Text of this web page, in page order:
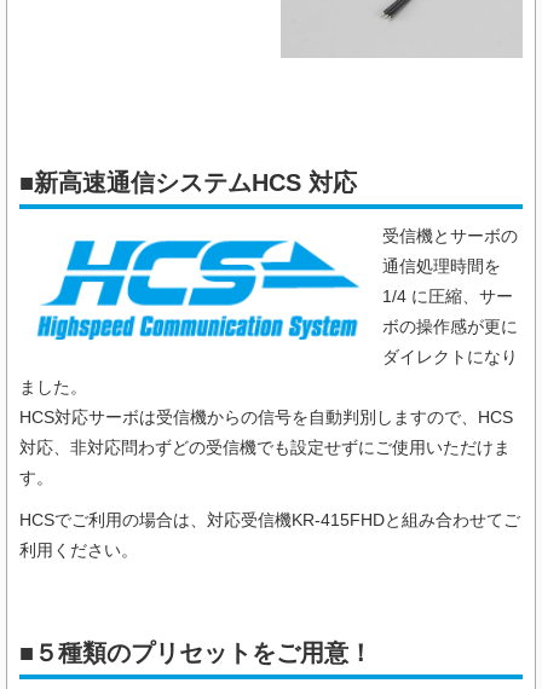
■新高速通信システムHCS 対応
受信機とサーボの
通信処理時間を
1/4 に圧縮、サー
ボの操作感が更に
ダイレクトになり
ました。
HCS対応サーボは受信機からの信号を自動判別しますので、HCS
対応、非対応問わずどの受信機でも設定せずにご使用いただけま
す。
HCSでご利用の場合は、対応受信機KR-415FHDと組み合わせてご
利用ください。
■５種類のプリセットをご用意！